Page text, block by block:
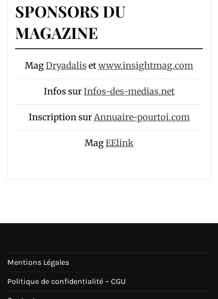
SPONSORS DU
MAGAZINE
MagDryadalis etwww.insightmag.com
Infos surInfos-des-medias.net
Inscription surAnnuaire-pourtoi.com
MagEElink
Mentions Légales
Politique de confidentialité – CGU